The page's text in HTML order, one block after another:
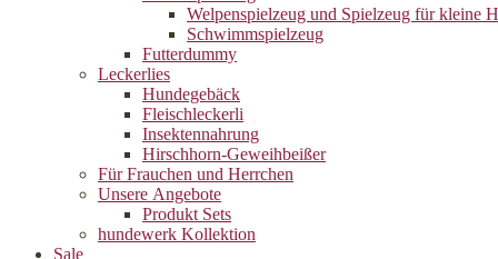
Welpenspielzeug und Spielzeug für kleine
Schwimmspielzeug
Futterdummy
Leckerlies
Hundegebäck
Fleischleckerli
Insektennahrung
Hirschhorn-Geweihbeißer
Für Frauchen und Herrchen
Unsere Angebote
Produkt Sets
hundewerk Kollektion
Sale